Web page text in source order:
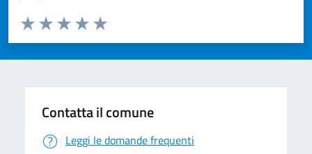
Valuta da 1 a 5 stelle la pagina
Valuta 5 stelle su 5
Valuta 4 stelle su 5
Valuta 3 stelle su 5
Valuta 2 stelle su 5
Valuta 1 stelle su 5
Contatta il comune
Leggi le domande frequenti